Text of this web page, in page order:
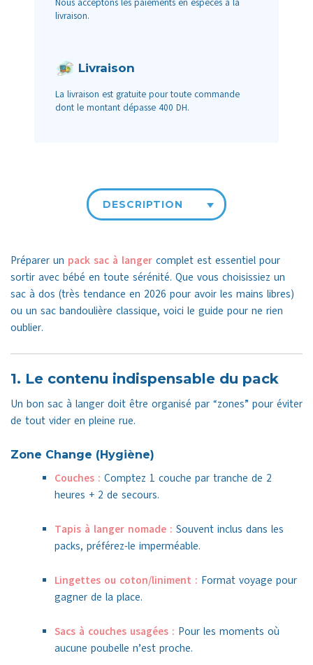
Nous acceptons les paiements en espèces à la
livraison.
Livraison
La livraison est gratuite pour toute commande
dont le montant dépasse 400 DH.
DESCRIPTION
Préparer un pack sac à langer complet est essentiel pour
sortir avec bébé en toute sérénité. Que vous choisissiez un
sac à dos (très tendance en 2026 pour avoir les mains libres)
ou un sac bandoulière classique, voici le guide pour ne rien
oublier.
1. Le contenu indispensable du pack
Un bon sac à langer doit être organisé par “zones” pour éviter
de tout vider en pleine rue.
Zone Change (Hygiène)
Couches : Comptez 1 couche par tranche de 2
heures + 2 de secours.
Tapis à langer nomade : Souvent inclus dans les
packs, préférez-le imperméable.
Lingettes ou coton/liniment : Format voyage pour
gagner de la place.
Sacs à couches usagées : Pour les moments où
aucune poubelle n’est proche.